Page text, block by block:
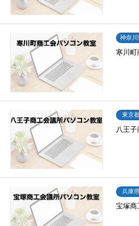
神奈川
寒川町
東京
八王
兵庫
宝塚商